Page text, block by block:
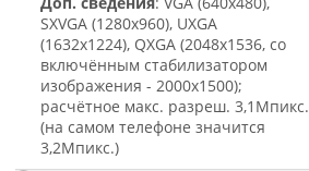
SXVGA (1280x960), UXGA
(1632x1224), QXGA (2048x1536, со
включённым стабилизатором
изображения - 2000x1500);
расчётное макс. разреш. 3,1Мпикс.
(на самом телефоне значится
3,2Мпикс.)